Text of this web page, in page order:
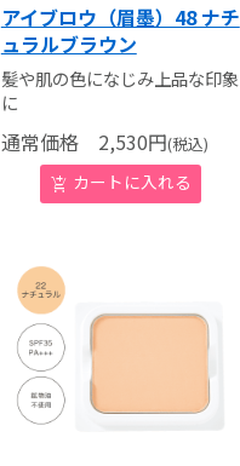
アイブロウ（眉墨）48 ナチ
ュラルブラウン
髪や肌の色になじみ上品な印象
に
通常価格2,530円(税込)